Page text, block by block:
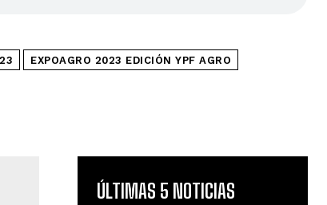
EXPOAGRO 2023 EDICIÓN YPF AGRO
ÚLTIMAS 5 NOTICIAS